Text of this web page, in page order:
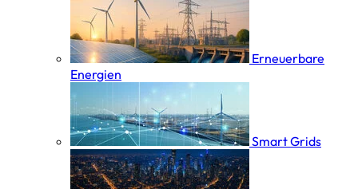
Erneuerbare
Energien
Smart Grids